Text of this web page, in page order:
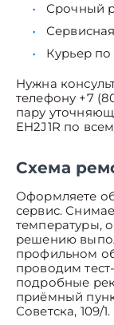
Срочный
Курьер по
Нужна
телефону +7
пару
EH2J1R по
Схема
Оформляете
сервис.
температуры,
решению
профильном
проводим
подробные
приёмный
Советска, 109/1.